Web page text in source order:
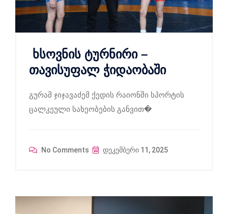
ხსოვნის ტურნირი –
თავისუფალ ჭიდაობაში
გურამ ჯიჯავაძემ ქედის რაიონში სპორტის
ცალკეული სახეობების განვით�
No Comments დეკემბერი 11, 2025